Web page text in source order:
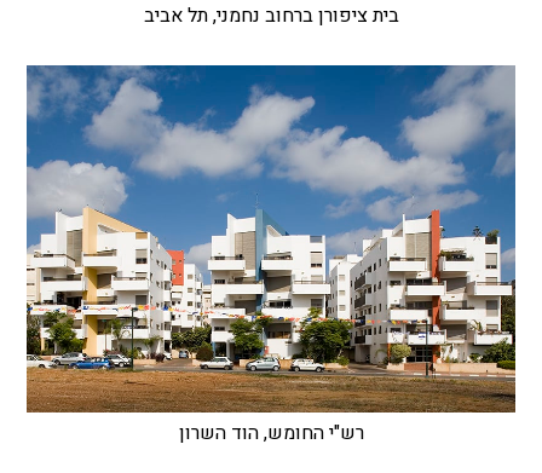
בית ציפורן ברחוב נחמני, תל אביב
רש"י החומש, הוד השרון